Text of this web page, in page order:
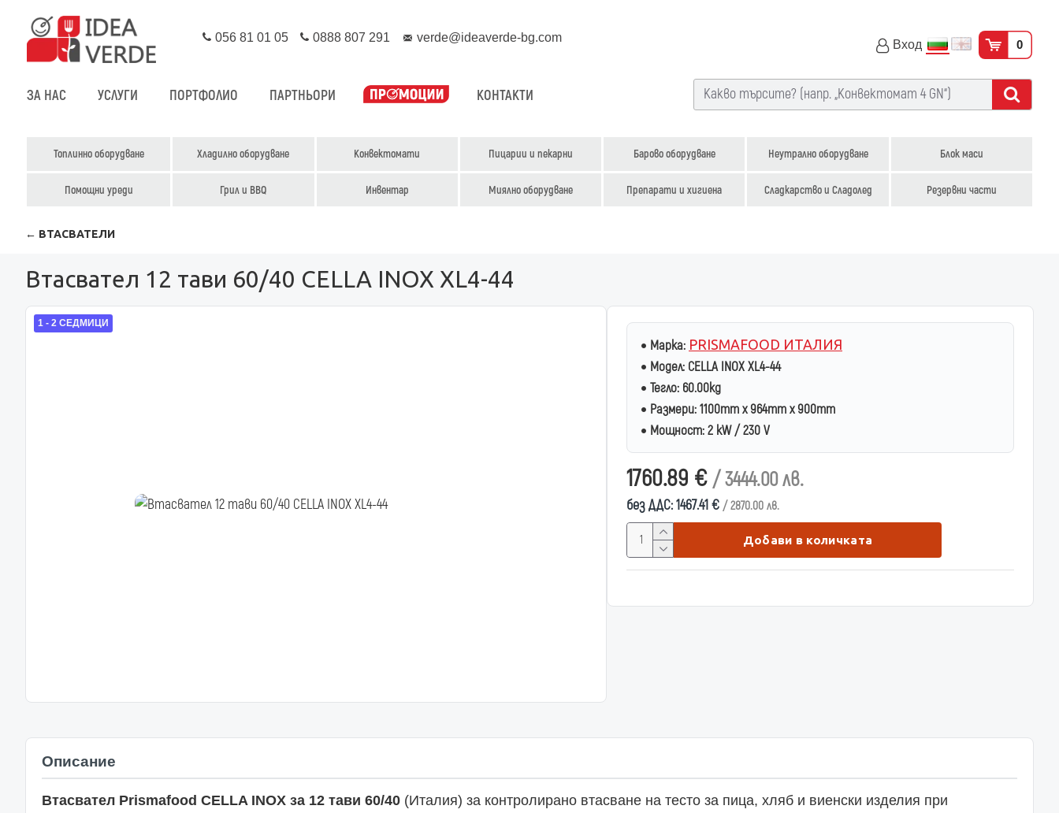
056 81 01 05 0888 807 291 verde@ideaverde-bg.com
Вход 0
ЗА НАС УСЛУГИ ПОРТФОЛИО ПАРТНЬОРИ КОНТАКТИ
Топлинно оборудване Хладилно оборудване Конвектомати Пицарии и пекарни Барово оборудване Неутрално оборудване Блок маси
Помощни уреди Грил и BBQ Инвентар Миялно оборудване Препарати и хигиена Сладкарство и Сладолед Резервни части
← ВТАСВАТЕЛИ
Втасвател 12 тави 60/40 CELLA INOX XL4-44
1 - 2 СЕДМИЦИ
1760.89 € / 3444.00 лв.
без ДДС: 1467.41 € / 2870.00 лв.
Марка: PRISMAFOOD ИТАЛИЯ
Модел: CELLA INOX XL4-44
Тегло: 60.00kg
Размери:1100mm x 964mm x 900mm
Мощност:2 kW / 230 V
Добави в количката
Описание
Втасвател Prismafood CELLA INOX за 12 тави 60/40 (Италия) за контролирано втасване на тесто за пица, хляб и виенски изделия при